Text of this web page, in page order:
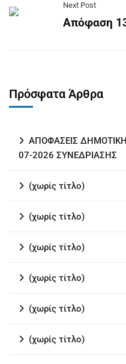
Next Post
Απόφαση
Πρόσφατα Άρθρα
ΑΠΟΦΑΣΕΙΣ
07-2026 ΣΥΝΕΔΡΙΑΣΗΣ
(χωρίς τίτλο)
(χωρίς τίτλο)
(χωρίς τίτλο)
(χωρίς τίτλο)
(χωρίς τίτλο)
(χωρίς τίτλο)